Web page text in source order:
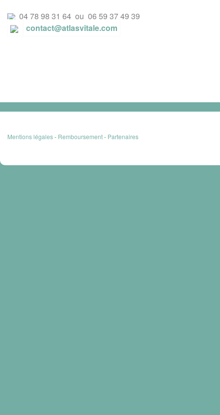
04 78 98 31 64 ou 06 59 37 49 39
contact@atlasvitale.com
Mentions légales- Remboursement- Partenaires